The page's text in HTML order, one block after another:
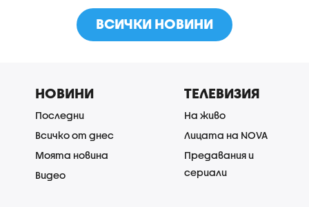
ВСИЧКИ НОВИНИ
НОВИНИ
Последни
Всичко от днес
Моята новина
Видео
ТЕЛЕВИЗИЯ
На живо
Лицата на NOVA
Предавания и
сериали